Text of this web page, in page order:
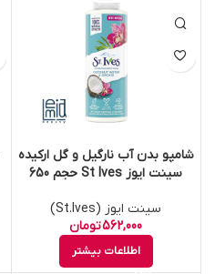
شامپو بدن آب نارگیل و گل ارکیده
سینت ایوز St Ives حجم 650
سینت ایوز (St.Ives)
562,000تومان
اطلاعات بیشتر